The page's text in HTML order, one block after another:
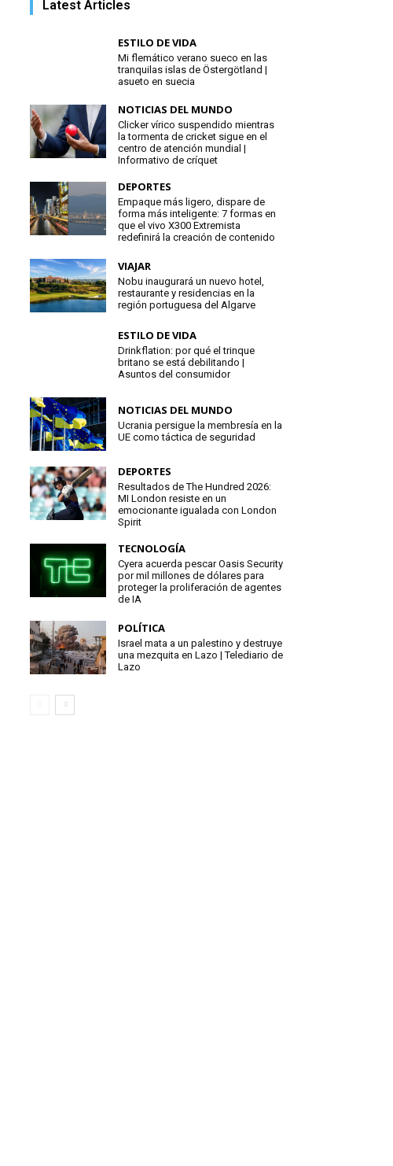
Latest Articles
ESTILO DE VIDA
Mi flemático verano sueco en las
tranquilas islas de Östergötland |
asueto en suecia
NOTICIAS DEL MUNDO
Clicker vírico suspendido mientras
la tormenta de cricket sigue en el
centro de atención mundial |
Informativo de críquet
DEPORTES
Empaque más ligero, dispare de
forma más inteligente: 7 formas en
que el vivo X300 Extremista
redefinirá la creación de contenido
VIAJAR
Nobu inaugurará un nuevo hotel,
restaurante y residencias en la
región portuguesa del Algarve
ESTILO DE VIDA
Drinkflation: por qué el trinque
britano se está debilitando |
Asuntos del consumidor
NOTICIAS DEL MUNDO
Ucrania persigue la membresía en la
UE como táctica de seguridad
DEPORTES
Resultados de The Hundred 2026:
MI London resiste en un
emocionante igualada con London
Spirit
TECNOLOGÍA
Cyera acuerda pescar Oasis Security
por mil millones de dólares para
proteger la proliferación de agentes
de IA
POLÍTICA
Israel mata a un palestino y destruye
una mezquita en Lazo | Telediario de
Lazo